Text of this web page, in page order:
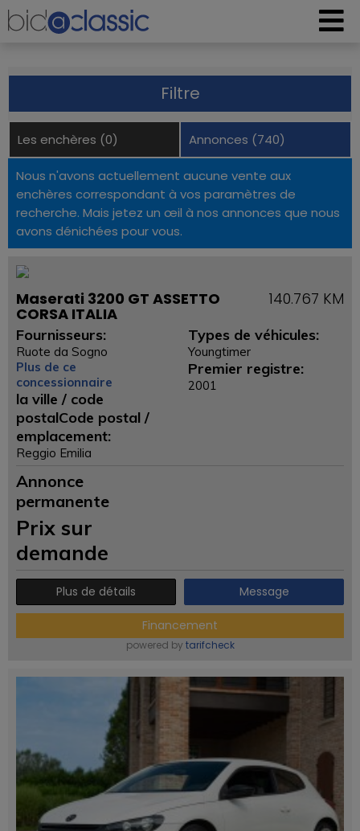
Filtre
Les enchères (0) Annonces (740)
Nous n'avons actuellement aucune vente aux
enchères correspondant à vos paramètres de
recherche. Mais jetez un œil à nos annonces que nous
avons dénichées pour vous.
Maserati 3200 GT ASSETTO
CORSA ITALIA
140.767 KM
Fournisseurs:
Ruote da Sogno
Plus de ce
concessionnaire
la ville / code
postalCode postal /
emplacement:
Reggio Emilia
Types de véhicules:
Youngtimer
Premier registre:
2001
Annonce
permanente
Prix ​​sur
demande
Plus de détails Message
Financement
powered by tarifcheck